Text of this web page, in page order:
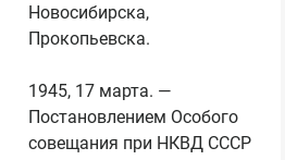
Новосибирска,
Прокопьевска.
1945, 17 марта. —
Постановлением Особого
совещания при НКВД СССР